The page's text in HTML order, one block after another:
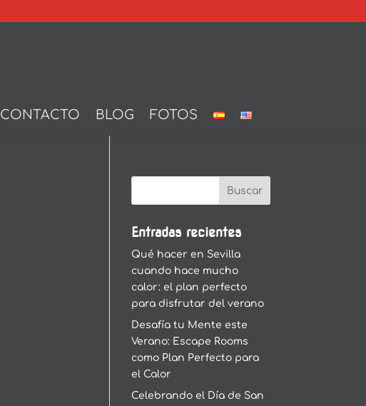
CONTACTO BLOG FOTOS
Entradas recientes
Qué hacer en Sevilla
cuando hace mucho
calor: el plan perfecto
para disfrutar del verano
Desafía tu Mente este
Verano: Escape Rooms
como Plan Perfecto para
el Calor
Celebrando el Día de San